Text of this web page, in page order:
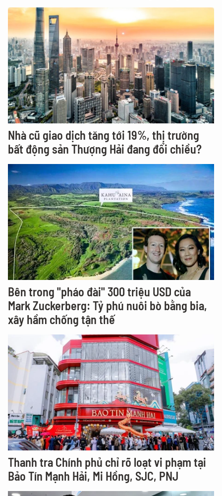
Nhà cũ giao dịch tăng tới 19%, thị trường
bất động sản Thượng Hải đang đổi chiều?
Bên trong "pháo đài" 300 triệu USD của
Mark Zuckerberg: Tỷ phú nuôi bò bằng bia,
xây hầm chống tận thế
Thanh tra Chính phủ chỉ rõ loạt vi phạm tại
Bảo Tín Mạnh Hải, Mi Hồng, SJC, PNJ